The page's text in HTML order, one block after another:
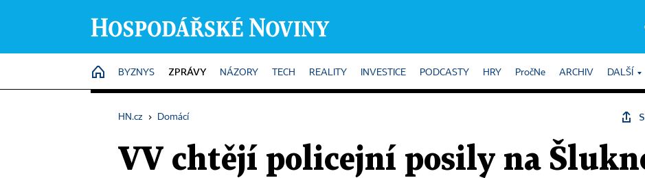
HOME
BYZNYS ZPRÁVY NÁZORY TECH REALITY INVESTICE PODCASTY HRY PročNe ARCHIV DALŠÍ
HN.cz › Domácí
VV chtějí policejní posily na